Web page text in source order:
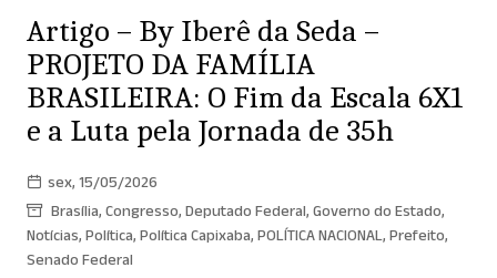
Artigo – By Iberê da Seda –
PROJETO DA FAMÍLIA
BRASILEIRA: O Fim da Escala 6X1
e a Luta pela Jornada de 35h
sex, 15/05/2026
Brasília,Congresso,Deputado Federal,Governo do Estado,
Notícias,Política,Política Capixaba,POLÍTICA NACIONAL,Prefeito,
Senado Federal